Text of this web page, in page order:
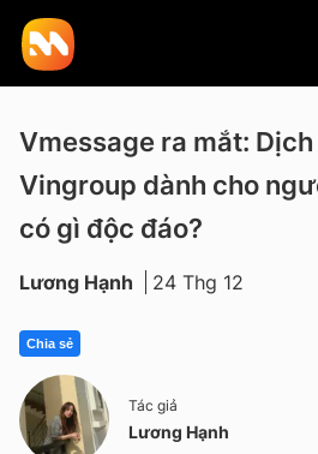
Vmessage ra mắt:
Vingroup dành cho
có gì độc đáo?
Lương Hạnh 24 Thg 12
Chia sẻ
Tác giả
Lương Hạnh